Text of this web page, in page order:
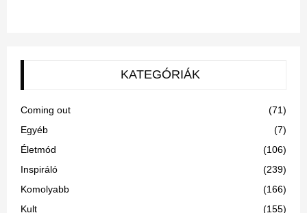
KATEGÓRIÁK
Coming out
(71)
Egyéb
(7)
Életmód
(106)
Inspiráló
(239)
Komolyabb
(166)
Kult
(155)